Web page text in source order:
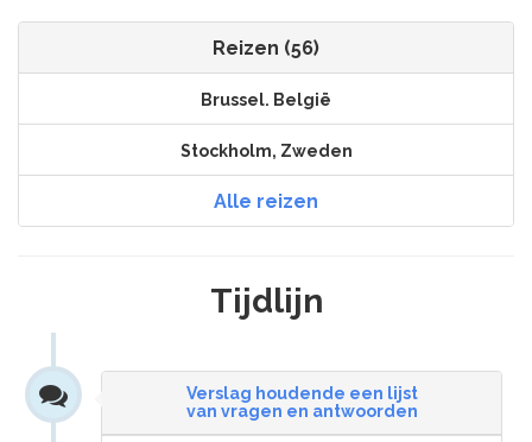
Reizen (56)
Brussel. België
Stockholm, Zweden
Alle reizen
Tijdlijn
Verslag houdende een lijst
van vragen en antwoorden